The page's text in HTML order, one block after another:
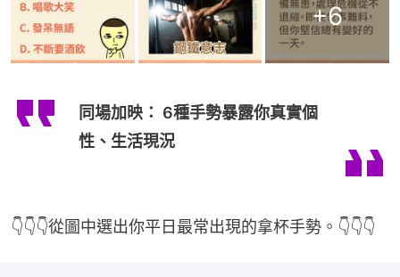
+6
同場加映： 6種手勢暴露你真實個
性、生活現況
👇👇👇從圖中選出你平日最常出現的拿杯手勢。👇👇👇